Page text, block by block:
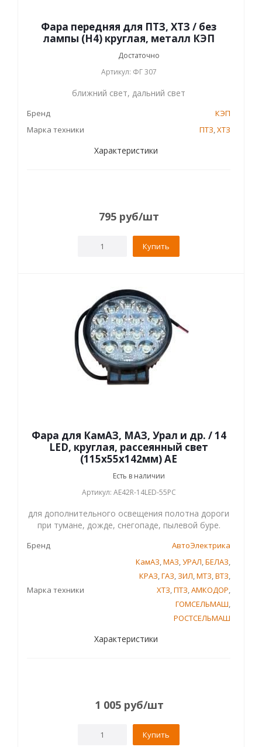
Фара передняя для ПТЗ, ХТЗ / без
лампы (Н4) круглая, металл КЭП
Достаточно
Артикул: ФГ 307
ближний свет, дальний свет
Бренд
КЭП
Марка техники
ПТЗ,ХТЗ
Характеристики
795 руб/шт
Купить
Фара для КамАЗ, МАЗ, Урал и др. / 14
LED, круглая, рассеянный свет
(115х55х142мм) АЕ
Есть в наличии
Артикул: AE42R-14LED-55PC
для дополнительного освещения полотна дороги
при тумане, дожде, снегопаде, пылевой буре.
Бренд АвтоЭлектрика
Марка техники
КамАЗ,МАЗ,УРАЛ,БЕЛАЗ,
КРАЗ,ГАЗ, ЗИЛ,МТЗ,ВТЗ,
ХТЗ,ПТЗ,АМКОДОР,
ГОМСЕЛЬМАШ,
РОСТСЕЛЬМАШ
Характеристики
1 005руб/шт
Купить